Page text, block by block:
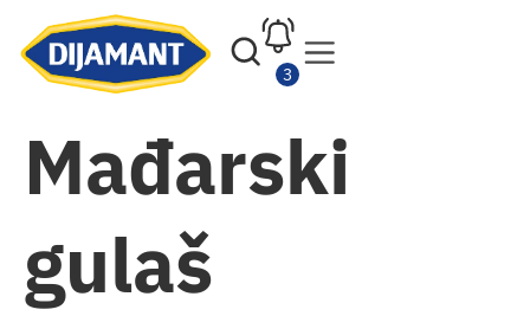
Mađarski
gulaš